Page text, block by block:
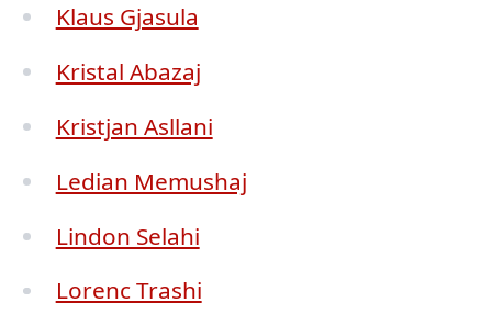
Klaus Gjasula
Kristal Abazaj
Kristjan Asllani
Ledian Memushaj
Lindon Selahi
Lorenc Trashi